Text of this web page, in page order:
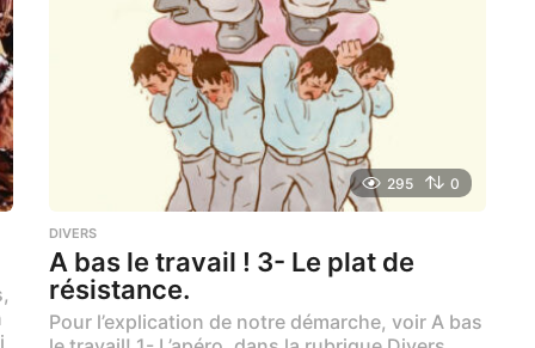
295 0
DIVERS
A bas le travail ! 3- Le plat de
résistance.
Pour l’explication de notre démarche, voir A bas